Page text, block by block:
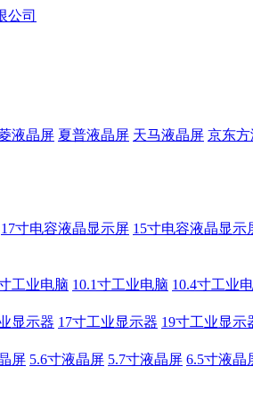
液晶屏 夏普液晶屏 天马液晶屏 京东
17寸电容液晶显示屏 15寸电容液晶显示
工业电脑 10.1寸工业电脑 10.4寸工业
显示器 17寸工业显示器 19寸工业显示
屏 5.6寸液晶屏 5.7寸液晶屏 6.5寸液晶